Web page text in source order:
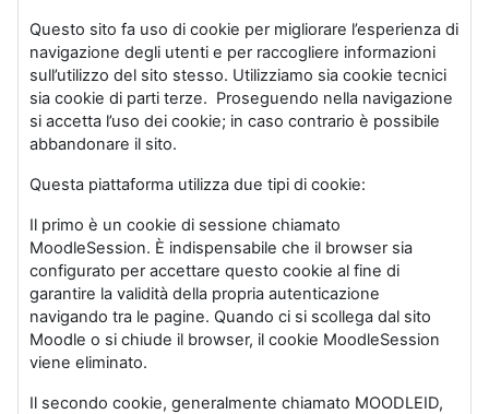
Questo sito fa uso di cookie per migliorare l’esperienza di
navigazione degli utenti e per raccogliere informazioni
sull’utilizzo del sito stesso. Utilizziamo sia cookie tecnici
sia cookie di parti terze. Proseguendo nella navigazione
si accetta l’uso dei cookie; in caso contrario è possibile
abbandonare il sito.
Questa piattaforma utilizza due tipi di cookie:
Il primo è un cookie di sessione chiamato
MoodleSession. È indispensabile che il browser sia
configurato per accettare questo cookie al fine di
garantire la validità della propria autenticazione
navigando tra le pagine. Quando ci si scollega dal sito
Moodle o si chiude il browser, il cookie MoodleSession
viene eliminato.
Il secondo cookie, generalmente chiamato MOODLEID,